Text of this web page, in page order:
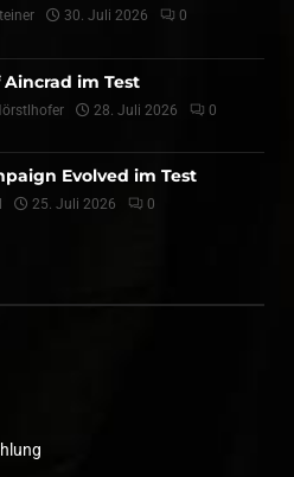
30. Juli 2026 0
Aincrad im Test
28. Juli 2026 0
Evolved im Test
25. Juli 2026 0